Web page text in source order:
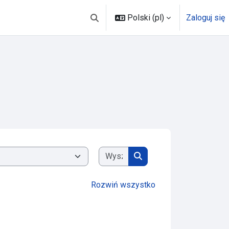
Przełącznik wyszukiwarki
Polski ‎(pl)‎ Zaloguj się
Wyszukaj kursy
Wyszukaj kursy
Rozwiń wszystko